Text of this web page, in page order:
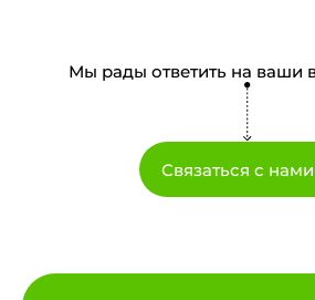
Мы рады ответить на ваши
Связаться с